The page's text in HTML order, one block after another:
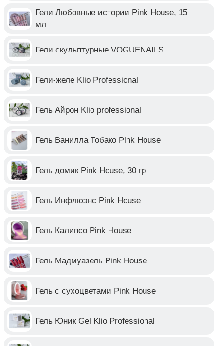
Гели Любовные истории Pink House, 15
мл
Гели скульптурные VOGUENAILS
Гели-желе Klio Professional
Гель Айрон Klio professional
Гель Ванилла Тобако Pink House
Гель домик Pink House, 30 гр
Гель Инфлюэнс Pink House
Гель Калипсо Pink House
Гель Мадмуазель Pink House
Гель с сухоцветами Pink House
Гель Юник Gel Klio Professional